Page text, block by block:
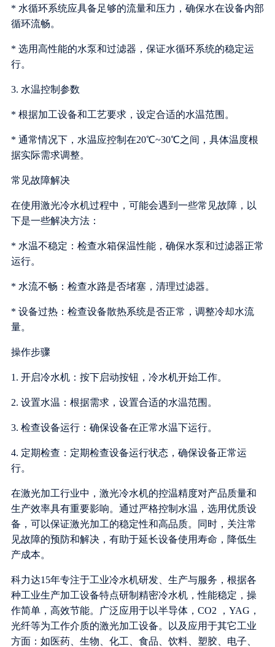
* 水循环系统应具备足够的流量和压力，确保水在设备内部
循环流畅。
* 选用高性能的水泵和过滤器，保证水循环系统的稳定运
行。
3. 水温控制参数
* 根据加工设备和工艺要求，设定合适的水温范围。
* 通常情况下，水温应控制在20℃~30℃之间，具体温度根
据实际需求调整。
常见故障解决
在使用激光冷水机过程中，可能会遇到一些常见故障，以
下是一些解决方法：
* 水温不稳定：检查水箱保温性能，确保水泵和过滤器正常
运行。
* 水流不畅：检查水路是否堵塞，清理过滤器。
* 设备过热：检查设备散热系统是否正常，调整冷却水流
量。
操作步骤
1. 开启冷水机：按下启动按钮，冷水机开始工作。
2. 设置水温：根据需求，设置合适的水温范围。
3. 检查设备运行：确保设备在正常水温下运行。
4. 定期检查：定期检查设备运行状态，确保设备正常运
行。
在激光加工行业中，激光冷水机的控温精度对产品质量和
生产效率具有重要影响。通过严格控制水温，选用优质设
备，可以保证激光加工的稳定性和高品质。同时，关注常
见故障的预防和解决，有助于延长设备使用寿命，降低生
产成本。
科力达15年专注于工业冷水机研发、生产与服务，根据各
种工业生产加工设备特点研制精密冷水机，性能稳定，操
作简单，高效节能。广泛应用于以半导体，CO2 ，YAG，
光纤等为工作介质的激光加工设备。以及应用于其它工业
方面：如医药、生物、化工、食品、饮料、塑胶、电子、